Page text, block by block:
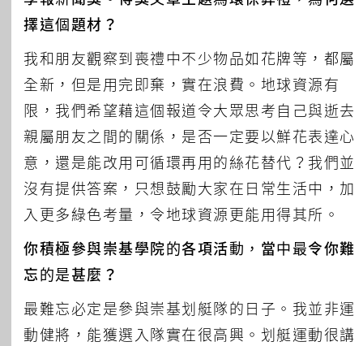
擇這個題材？
我和朋友觀察到喪禮中不少物品如花牌等，都屬
全新，但是用完即棄，實在浪費。地球資源有
限，我們希望藉這個報道令大眾思考自己與逝去
親屬朋友之間的關係，是否一定要以鮮花表達心
意，還是能改用可循環再用的絲花替代？我們並
沒有提供答案，只想鼓勵大家在日常生活中，加
入更多綠色考量，令地球資源更能用得其所。
你積極參與崇基學院的各項活動，當中最令你難
忘的是甚麼？
最難忘必定是參與崇基划艇隊的日子。我並非運
動健將，能獲選入隊實在很高興。划艇運動很講